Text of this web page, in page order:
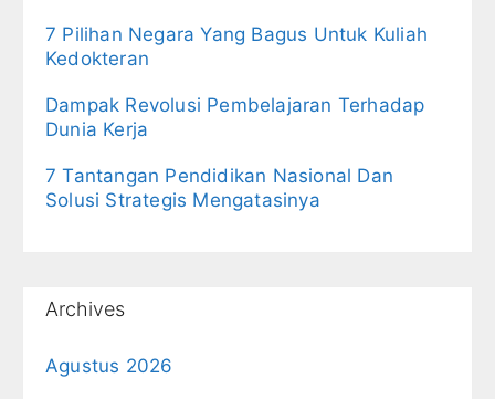
7 Pilihan Negara Yang Bagus Untuk Kuliah
Kedokteran
Dampak Revolusi Pembelajaran Terhadap
Dunia Kerja
7 Tantangan Pendidikan Nasional Dan
Solusi Strategis Mengatasinya
Archives
Agustus 2026